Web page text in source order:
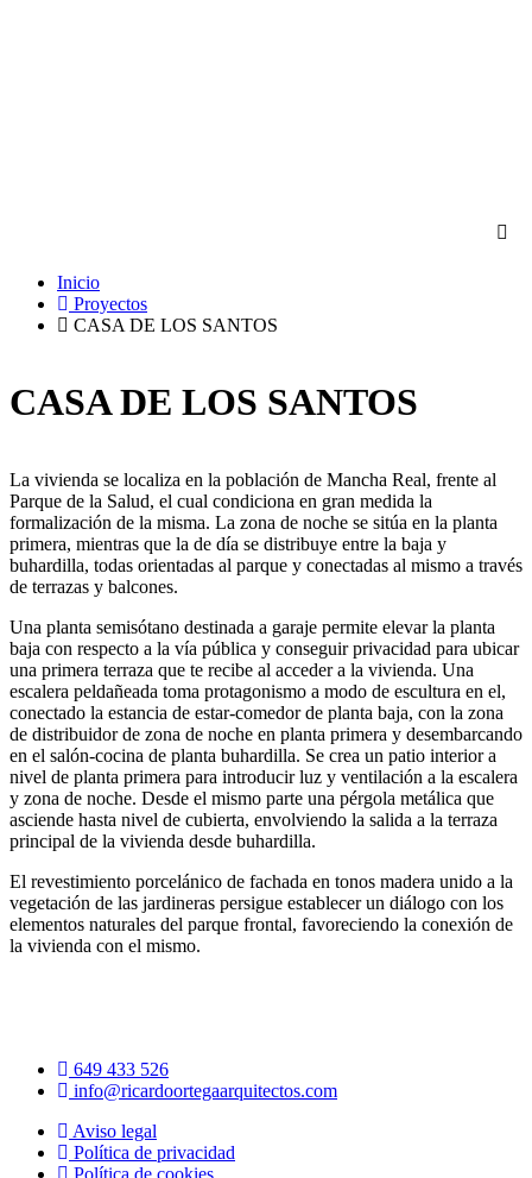
Inicio
Proyectos
CASA DE LOS SANTOS
CASA DE LOS SANTOS
La vivienda se localiza en la población de Mancha Real, frente al
Parque de la Salud, el cual condiciona en gran medida la
formalización de la misma. La zona de noche se sitúa en la planta
primera, mientras que la de día se distribuye entre la baja y
buhardilla, todas orientadas al parque y conectadas al mismo a través
de terrazas y balcones.
Una planta semisótano destinada a garaje permite elevar la planta
baja con respecto a la vía pública y conseguir privacidad para ubicar
una primera terraza que te recibe al acceder a la vivienda. Una
escalera peldañeada toma protagonismo a modo de escultura en el,
conectado la estancia de estar-comedor de planta baja, con la zona
de distribuidor de zona de noche en planta primera y desembarcando
en el salón-cocina de planta buhardilla. Se crea un patio interior a
nivel de planta primera para introducir luz y ventilación a la escalera
y zona de noche. Desde el mismo parte una pérgola metálica que
asciende hasta nivel de cubierta, envolviendo la salida a la terraza
principal de la vivienda desde buhardilla.
El revestimiento porcelánico de fachada en tonos madera unido a la
vegetación de las jardineras persigue establecer un diálogo con los
elementos naturales del parque frontal, favoreciendo la conexión de
la vivienda con el mismo.
649 433 526
info@ricardoortegaarquitectos.com
Aviso legal
Política de privacidad
Política de cookies